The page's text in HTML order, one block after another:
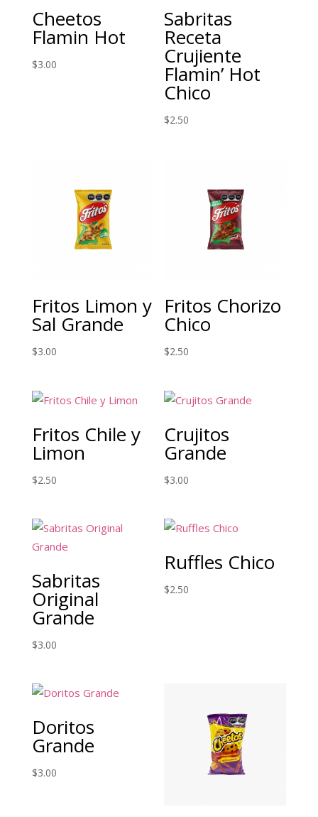
Cheetos
Flamin Hot
$3.00
Sabritas
Receta
Crujiente
Flamin’ Hot
Chico
$2.50
Fritos Limon y
Sal Grande
$3.00
Fritos Chorizo
Chico
$2.50
Fritos Chile y
Limon
$2.50
Crujitos
Grande
$3.00
Sabritas
Original
Grande
$3.00
Ruffles Chico
$2.50
Doritos
Grande
$3.00